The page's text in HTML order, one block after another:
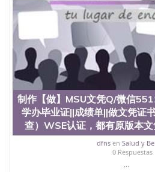
二、办理流程： 1、收集客户办
定金下单； 3、公司确认到账转
4、电子图做好发给客户确认；
品部做成品； 6、成品做好拍照
款； 7、快递给客户（国内顺丰
真实网上可查的证明材料 1、教
留服真实存档可查，存档。 2、
（使馆认证），使馆网站真实存
真实可查认证办理，存档可查
流程农业科学院、艺术与建筑
院、地球及物质科学院、教育
与人类发展学院、信息工程与科
护理学院、科学学院等。学校
前十名，工学院排名在前十五
约大学为学生们提供本科、硕
制作【做】MSU文凭Q/微信
学办毕业证||成绩单||做文凭证
查）WSE认证，都有原版本文
dfnsen Salud y
0 Respuestas
...